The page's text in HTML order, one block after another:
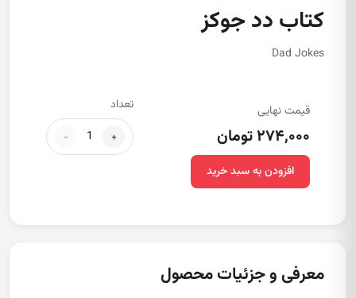
کتاب دد جوکز
Dad Jokes
قیمت نهایی
۲۷۴,۰۰۰ تومان
تعداد
+
-
افزودن به سبد خرید
معرفی و جزئیات محصول